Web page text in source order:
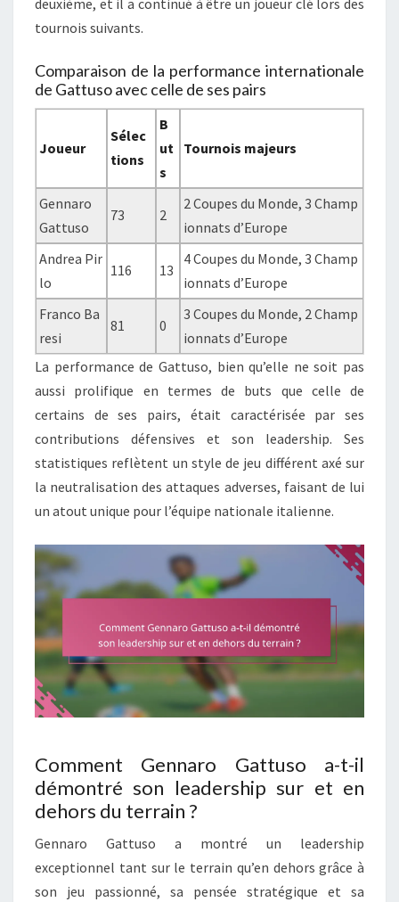
tournois suivants.
Comparaison de la performance internationale
de Gattuso avec celle de ses pairs
Joueur
Sélec
tions
B
ut
s
Tournois majeurs
Gennaro
Gattuso
73 2
2 Coupes du Monde, 3 Champ
ionnats d’Europe
Andrea Pir
lo
116 13
4 Coupes du Monde, 3 Champ
ionnats d’Europe
Franco Ba
resi
81 0
3 Coupes du Monde, 2 Champ
ionnats d’Europe
La performance de Gattuso, bien qu’elle ne soit pas
aussi prolifique en termes de buts que celle de
certains de ses pairs, était caractérisée par ses
contributions défensives et son leadership. Ses
statistiques reflètent un style de jeu différent axé sur
la neutralisation des attaques adverses, faisant de lui
un atout unique pour l’équipe nationale italienne.
Comment Gennaro Gattuso a-t-il
démontré son leadership sur et en
dehors du terrain ?
Gennaro Gattuso a montré un leadership
exceptionnel tant sur le terrain qu’en dehors grâce à
son jeu passionné, sa pensée stratégique et sa